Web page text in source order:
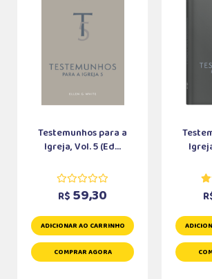
Testemunhos para a
Igreja, Vol. 5 (Ed...
R$ 59,30
ADICIONAR AO CARRINHO
COMPRAR AGORA